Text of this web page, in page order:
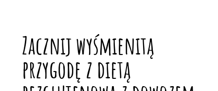
Zacznij wyśmienitą
przygodę z dietą